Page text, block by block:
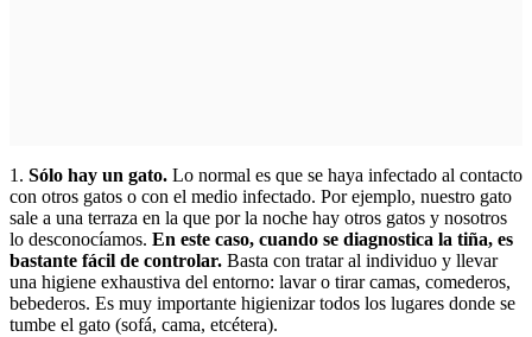
1. Sólo hay un gato. Lo normal es que se haya infectado al contacto
con otros gatos o con el medio infectado. Por ejemplo, nuestro gato
sale a una terraza en la que por la noche hay otros gatos y nosotros
lo desconocíamos. En este caso, cuando se diagnostica la tiña, es
bastante fácil de controlar. Basta con tratar al individuo y llevar
una higiene exhaustiva del entorno: lavar o tirar camas, comederos,
bebederos. Es muy importante higienizar todos los lugares donde se
tumbe el gato (sofá, cama, etcétera).